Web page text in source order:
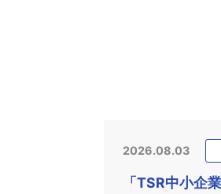
2026.08.03
「TSR中小企